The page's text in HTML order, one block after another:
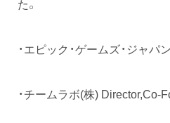
た。
・エピック・ゲームズ・ジャパ
・チームラボ(株) Director,Co-